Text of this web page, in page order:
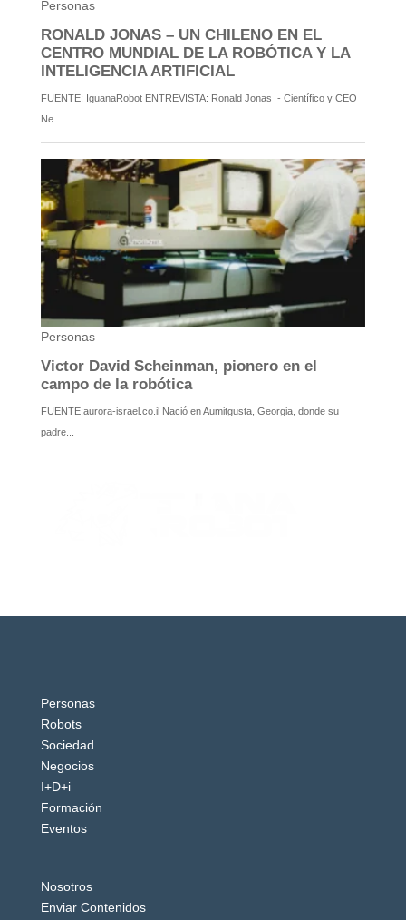
Personas
Robots
Sociedad
Negocios
I+D+i
Formación
Eventos
Nosotros
Enviar Contenidos